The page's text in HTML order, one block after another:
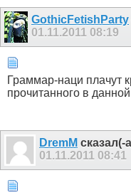
GothicFetishParty
01.11.2011 08:19
Граммар-наци плачут
прочитанного в
DremM сказал(-
01.11.2011 08:41